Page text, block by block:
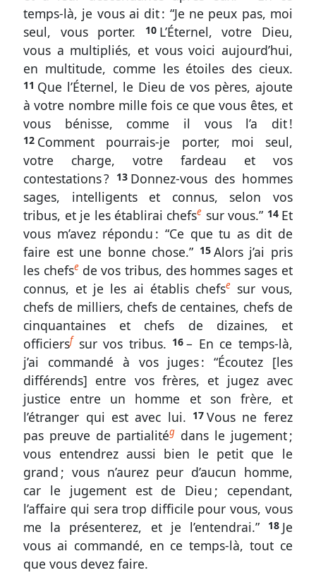
temps-là, je vous ai dit : “Je ne peux pas, moi
seul, vous porter.
10 L’Éternel, votre Dieu,
vous a multipliés, et vous voici aujourd’hui,
en multitude, comme les étoiles des cieux.
11 Que l’Éternel, le Dieu de vos pères, ajoute
à votre nombre mille fois ce que vous êtes, et
vous bénisse, comme il vous l’a dit !
12 Comment pourrais-je porter, moi seul,
votre charge, votre fardeau et vos
contestations ?
13 Donnez-vous des hommes
sages, intelligents et connus, selon vos
tribus, et je les établirai chefse sur vous.” 14 Et
vous m’avez répondu : “Ce que tu as dit de
faire est une bonne chose.” 15 Alors j’ai pris
les chefsede vos tribus, des hommes sages et
connus, et je les ai établis chefsesur vous,
chefs de milliers, chefs de centaines, chefs de
cinquantaines et chefs de dizaines, et
officiersfsur vos tribus. 16 – En ce temps-là,
j’ai commandé à vos juges : “Écoutez [les
différends] entre vos frères, et jugez avec
justice entre un homme et son frère, et
l’étranger qui est avec lui. 17 Vous ne ferez
pas preuve de partialitég dans le jugement ;
vous entendrez aussi bien le petit que le
grand ; vous n’aurez peur d’aucun homme,
car le jugement est de Dieu ; cependant,
l’affaire qui sera trop difficile pour vous, vous
me la présenterez, et je l’entendrai.”
18 Je
vous ai commandé, en ce temps-là, tout ce
que vous devez faire.
Sondez
les
Écritures
Deutéronome
1.
1-
28
Rétrospective
des
quarante
années
du
désert
Deutéronome
1.
29
2.
7
des
quarante
années
du
désert
Outils
généraux